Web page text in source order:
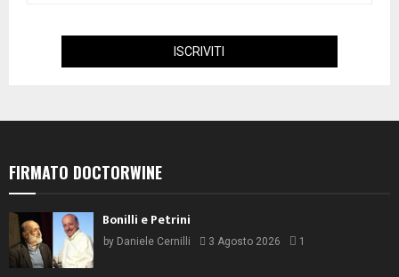
FIRMATO DOCTORWINE
Bonilli e Petrini
by Daniele Cernilli 3 Agosto 2026 1